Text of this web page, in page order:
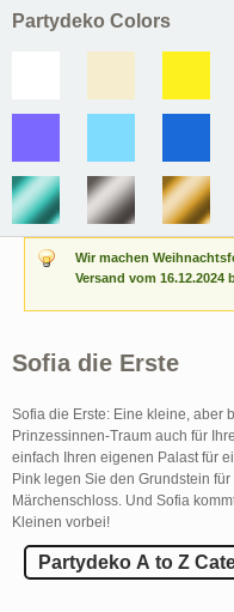
Wir machen
Versand vom 16.12.2024
Sofia die Erste
Sofia die Erste: Eine kleine, aber
Prinzessinnen-Traum auch für
einfach Ihren eigenen Palast für
Pink legen Sie den Grundstein
Märchenschloss. Und Sofia
Kleinen vorbei!
Partydeko A to Z
Partydeko Colors